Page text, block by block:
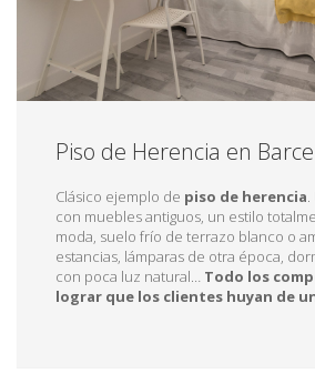
Piso de Herencia en
Clásico ejemplo de piso de herencia
con muebles antiguos, un estilo
moda, suelo frío de terrazo blanco o
estancias, lámparas de otra época,
con poca luz natural… Todo los
lograr que los clientes huyan de